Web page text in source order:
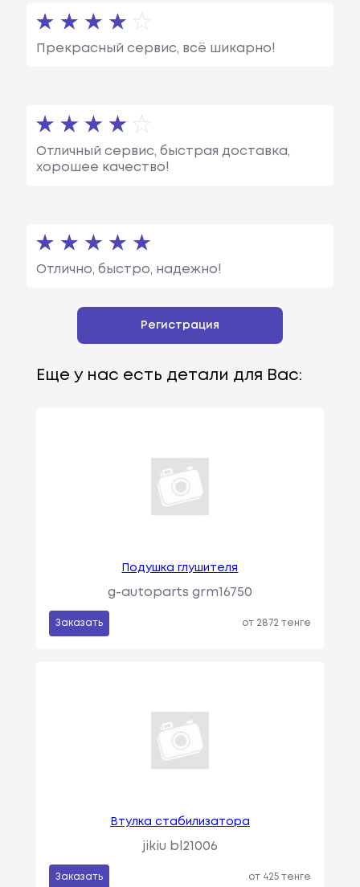
Прекрасный сервис, всё шикарно!
Отличный сервис, быстрая доставка,
хорошее качество!
Отлично, быстро, надежно!
Регистрация
Еще у нас есть детали для Вас:
Подушка глушителя
g-autoparts grm16750
Заказать от 2872 тенге
Втулка стабилизатора
jikiu bl21006
Заказать от 425 тенге